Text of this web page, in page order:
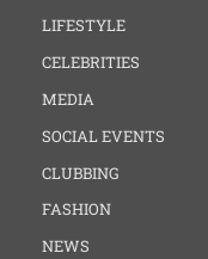
LIFESTYLE
CELEBRITIES
MEDIA
SOCIAL EVENTS
CLUBBING
FASHION
NEWS